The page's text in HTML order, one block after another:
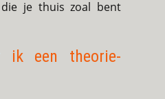
je thuis zoal bent
ik een theorie-